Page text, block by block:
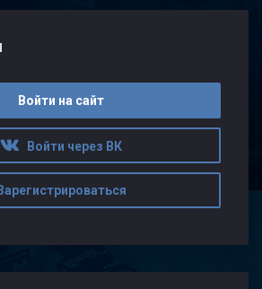
Войти на сайт
Войти через ВК